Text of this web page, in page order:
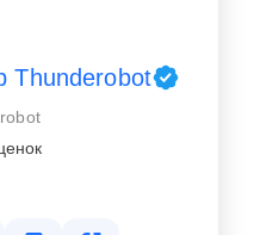
Thunderobot